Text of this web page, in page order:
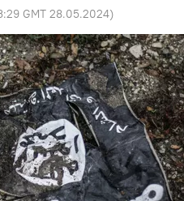
GMT 28.05.2024)